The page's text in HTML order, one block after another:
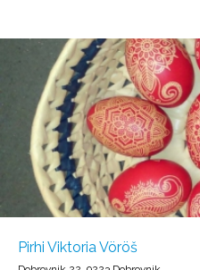
Pirhi Viktoria Vöröš